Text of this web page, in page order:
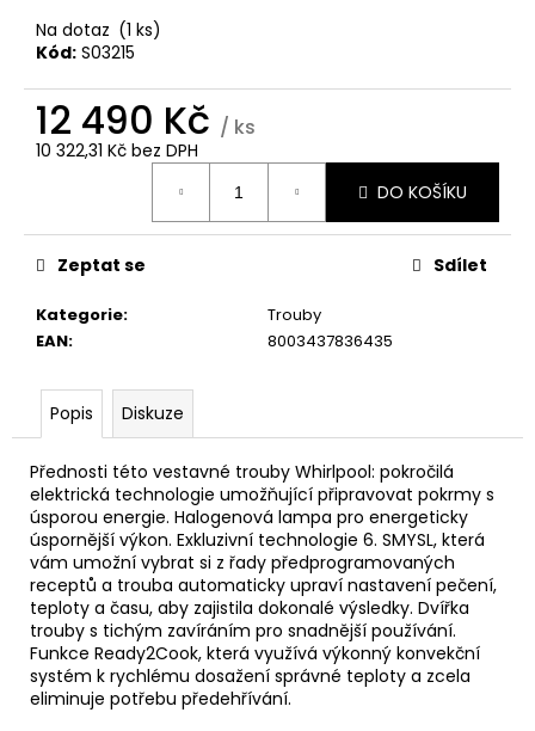
Na dotaz (1 ks)
Kód: S03215
12 490 Kč / ks
10 322,31 Kč bez DPH
DO KOŠÍKU
Kategorie:
Trouby
EAN: 8003437836435
Zeptat se Sdílet
Popis Diskuze
Přednosti této vestavné trouby Whirlpool: pokročilá
elektrická technologie umožňující připravovat pokrmy s
úsporou energie. Halogenová lampa pro energeticky
úspornější výkon. Exkluzivní technologie 6. SMYSL, která
vám umožní vybrat si z řady předprogramovaných
receptů a trouba automaticky upraví nastavení pečení,
teploty a času, aby zajistila dokonalé výsledky. Dvířka
trouby s tichým zavíráním pro snadnější používání.
Funkce Ready2Cook, která využívá výkonný konvekční
systém k rychlému dosažení správné teploty a zcela
eliminuje potřebu předehřívání.
u
e
m
e
11
Kč